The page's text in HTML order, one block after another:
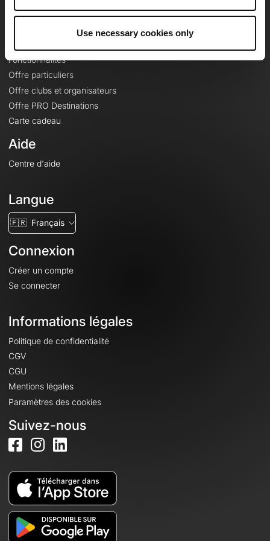
Use necessary cookies only
Fonctionnalités
Offre particuliers
Offre clubs et organisateurs
Offre PRO Destinations
Carte cadeau
Aide
Centre d'aide
Langue
🇫🇷 Français
Connexion
Créer un compte
Se connecter
Informations légales
Politique de confidentialité
CGV
CGU
Mentions légales
Paramètres des cookies
Suivez-nous